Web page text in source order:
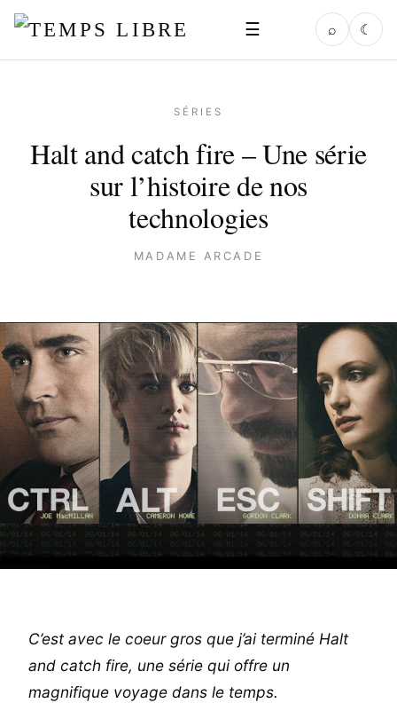
☰ ⌕ ☾
SÉRIES
Halt and catch fire – Une série
sur l’histoire de nos
technologies
MADAME ARCADE
C’est avec le coeur gros que j’ai terminé Halt
and catch fire, une série qui offre un
magnifique voyage dans le temps.